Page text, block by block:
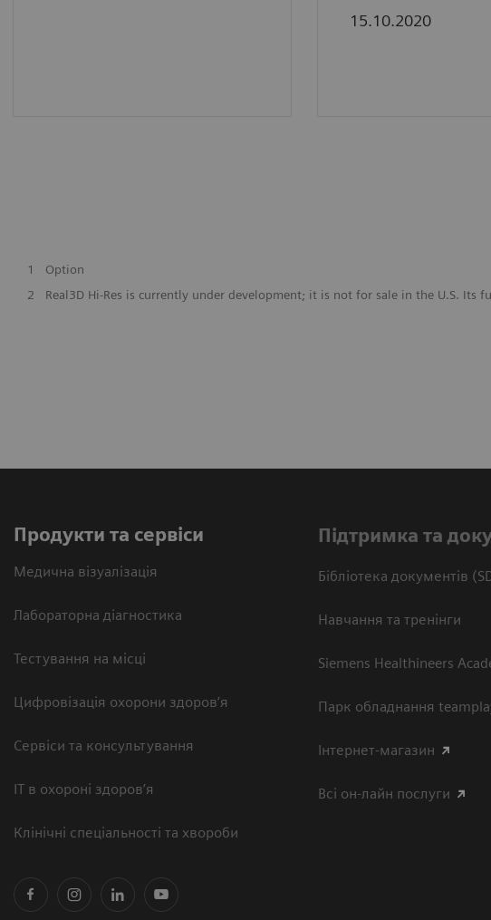
15.10.2020
1
Option
2
Real3D Hi-Res is currently under development; it is not for sale in the U.S. Its
Продукти та сервіси
Медична візуалізація
Лабораторна діагностика
Тестування на місці
Цифровізація охорони здоров’я
Сервіси та консультування
ІТ в охороні здоров’я
Клінічні спеціальності та хвороби
Підтримка та
Бібліотека документів
Навчання та тренінги
Siemens Healthineers
Парк обладнання
Інтернет-магазин
Всі он-лайн послуги